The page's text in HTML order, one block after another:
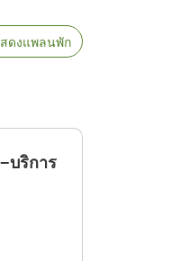
ดงแพลนพัก
บริการ